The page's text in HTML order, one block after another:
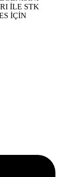
İLE STK
İÇİN